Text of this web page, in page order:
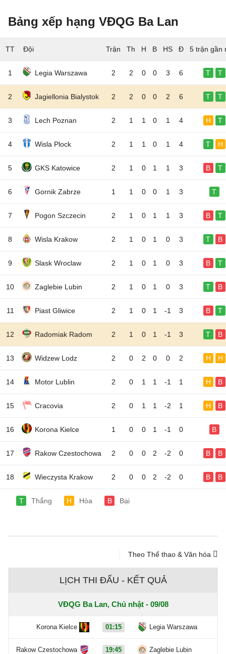
Bảng xếp hạng VĐQG Ba Lan
TT Đội 5 trận gần
1 Legia Warszawa 2 2 0 0 3 6 T T
2 Jagiellonia Bialystok 2 2 0 0 2 6 T T
3 Lech Poznan 2 1 1 0 1 4 H T
4 Wisla Plock 2 1 1 0 1 4 T H
5 GKS Katowice 2 1 0 1 1 3 B T
6 Gornik Zabrze 1 1 0 0 1 3 T
7 Pogon Szczecin 2 1 0 1 1 3 B T
8 Wisla Krakow 2 1 0 1 0 3 T B
9 Slask Wroclaw 2 1 0 1 0 3 B T
10 Zaglebie Lubin 2 1 0 1 0 3 T B
11 Piast Gliwice 2 1 0 1 -1 3 B T
12 Radomiak Radom 2 1 0 1 -1 3 T B
13 Widzew Lodz 2 0 2 0 0 2 H H
14 Motor Lublin 2 0 1 1 -1 1 H B
15 Cracovia 2 0 1 1 -2 1 H B
16 Korona Kielce 1 0 0 1 -1 0 B
17 Rakow Czestochowa 2 0 0 2 -2 0 B B
18 Wieczysta Krakow 2 0 0 2 -2 0 B B
T Thắng H Hòa B Bại
Theo Thể thao & Văn hóa
LỊCH THI ĐẤU - KẾT QUẢ
VĐQG Ba Lan, Chủ nhật - 09/08
Korona Kielce 01:15 Legia Warszawa
Rakow Czestochowa 19:45 Zaglebie Lubin